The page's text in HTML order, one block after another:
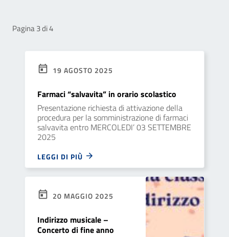
Pagina 3 di 4
19 AGOSTO 2025
Farmaci “salvavita” in orario scolastico
Presentazione richiesta di attivazione della
procedura per la somministrazione di farmaci
salvavita entro MERCOLEDI’ 03 SETTEMBRE
2025
LEGGI DI PIÙ
20 MAGGIO 2025
Indirizzo musicale –
Concerto di fine anno